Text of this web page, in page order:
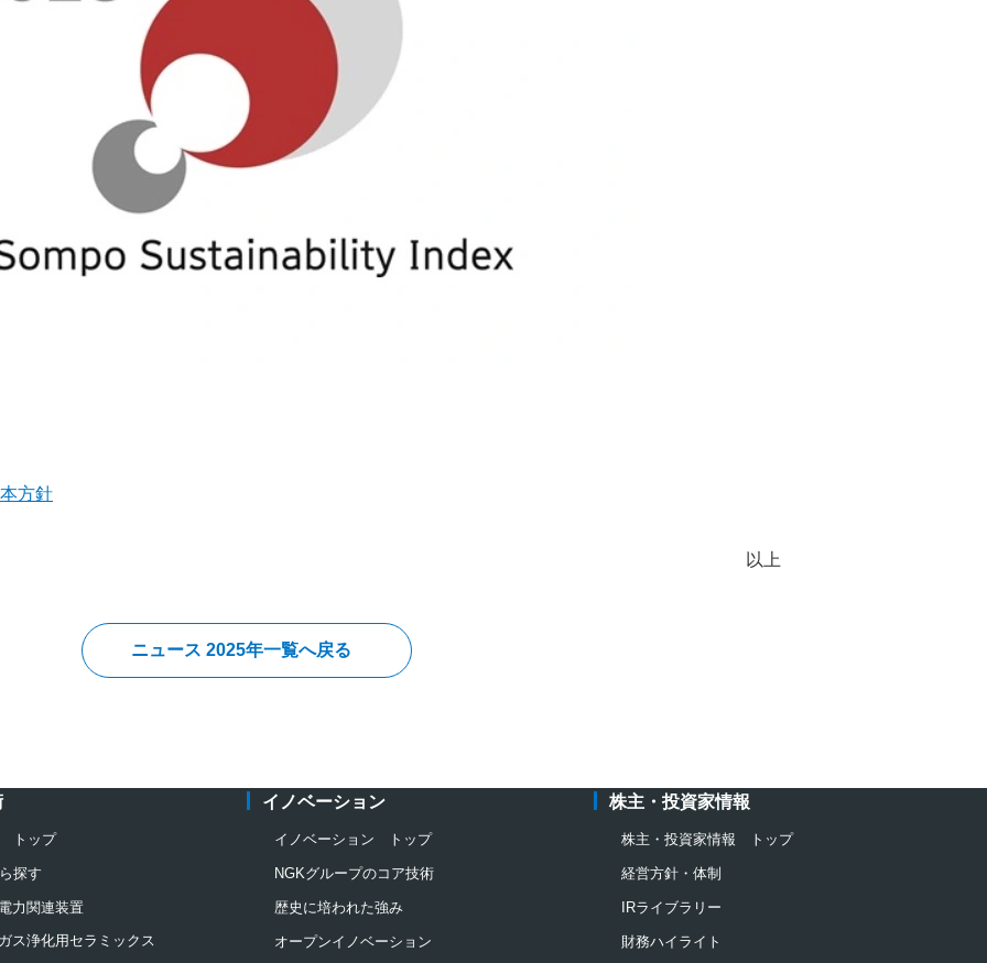
方針
以上
ニュース 2025年一覧へ戻る
トップ
探す
力関連装置
ス浄化用セラミックス
イノベーション
イノベーション トップ
NGKグループのコア技術
歴史に培われた強み
オープンイノベーション
株主・投資家情報
株主・投資家情報 トップ
経営方針・体制
IRライブラリー
財務ハイライト